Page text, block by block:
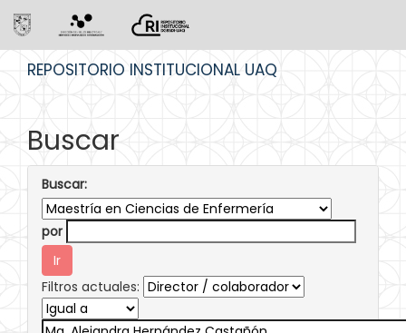
REPOSITORIO INSTITUCIONAL UAQ
Buscar
Buscar:
por
Filtros actuales: